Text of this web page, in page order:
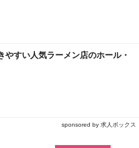
すい人気ラーメン店のホール・
sponsored by 求人ボックス